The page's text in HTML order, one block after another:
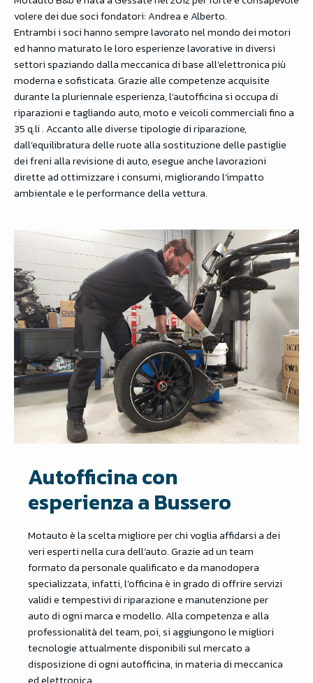
volere dei due soci fondatori: Andrea e Alberto.
Entrambi i soci hanno sempre lavorato nel mondo dei motori
ed hanno maturato le loro esperienze lavorative in diversi
settori spaziando dalla meccanica di base all’elettronica più
moderna e sofisticata. Grazie alle competenze acquisite
durante la pluriennale esperienza, l’autofficina si occupa di
riparazioni e tagliando auto, moto e veicoli commerciali fino a
35 q.li . Accanto alle diverse tipologie di riparazione,
dall’equilibratura delle ruote alla sostituzione delle pastiglie
dei freni alla revisione di auto, esegue anche lavorazioni
dirette ad ottimizzare i consumi, migliorando l’impatto
ambientale e le performance della vettura.
Autofficina con
esperienza a Bussero
Motauto è la scelta migliore per chi voglia affidarsi a dei
veri esperti nella cura dell’auto. Grazie ad un team
formato da personale qualificato e da manodopera
specializzata, infatti, l’officina è in grado di offrire servizi
validi e tempestivi di riparazione e manutenzione per
auto di ogni marca e modello. Alla competenza e alla
professionalità del team, poi, si aggiungono le migliori
tecnologie attualmente disponibili sul mercato a
disposizione di ogni autofficina, in materia di meccanica